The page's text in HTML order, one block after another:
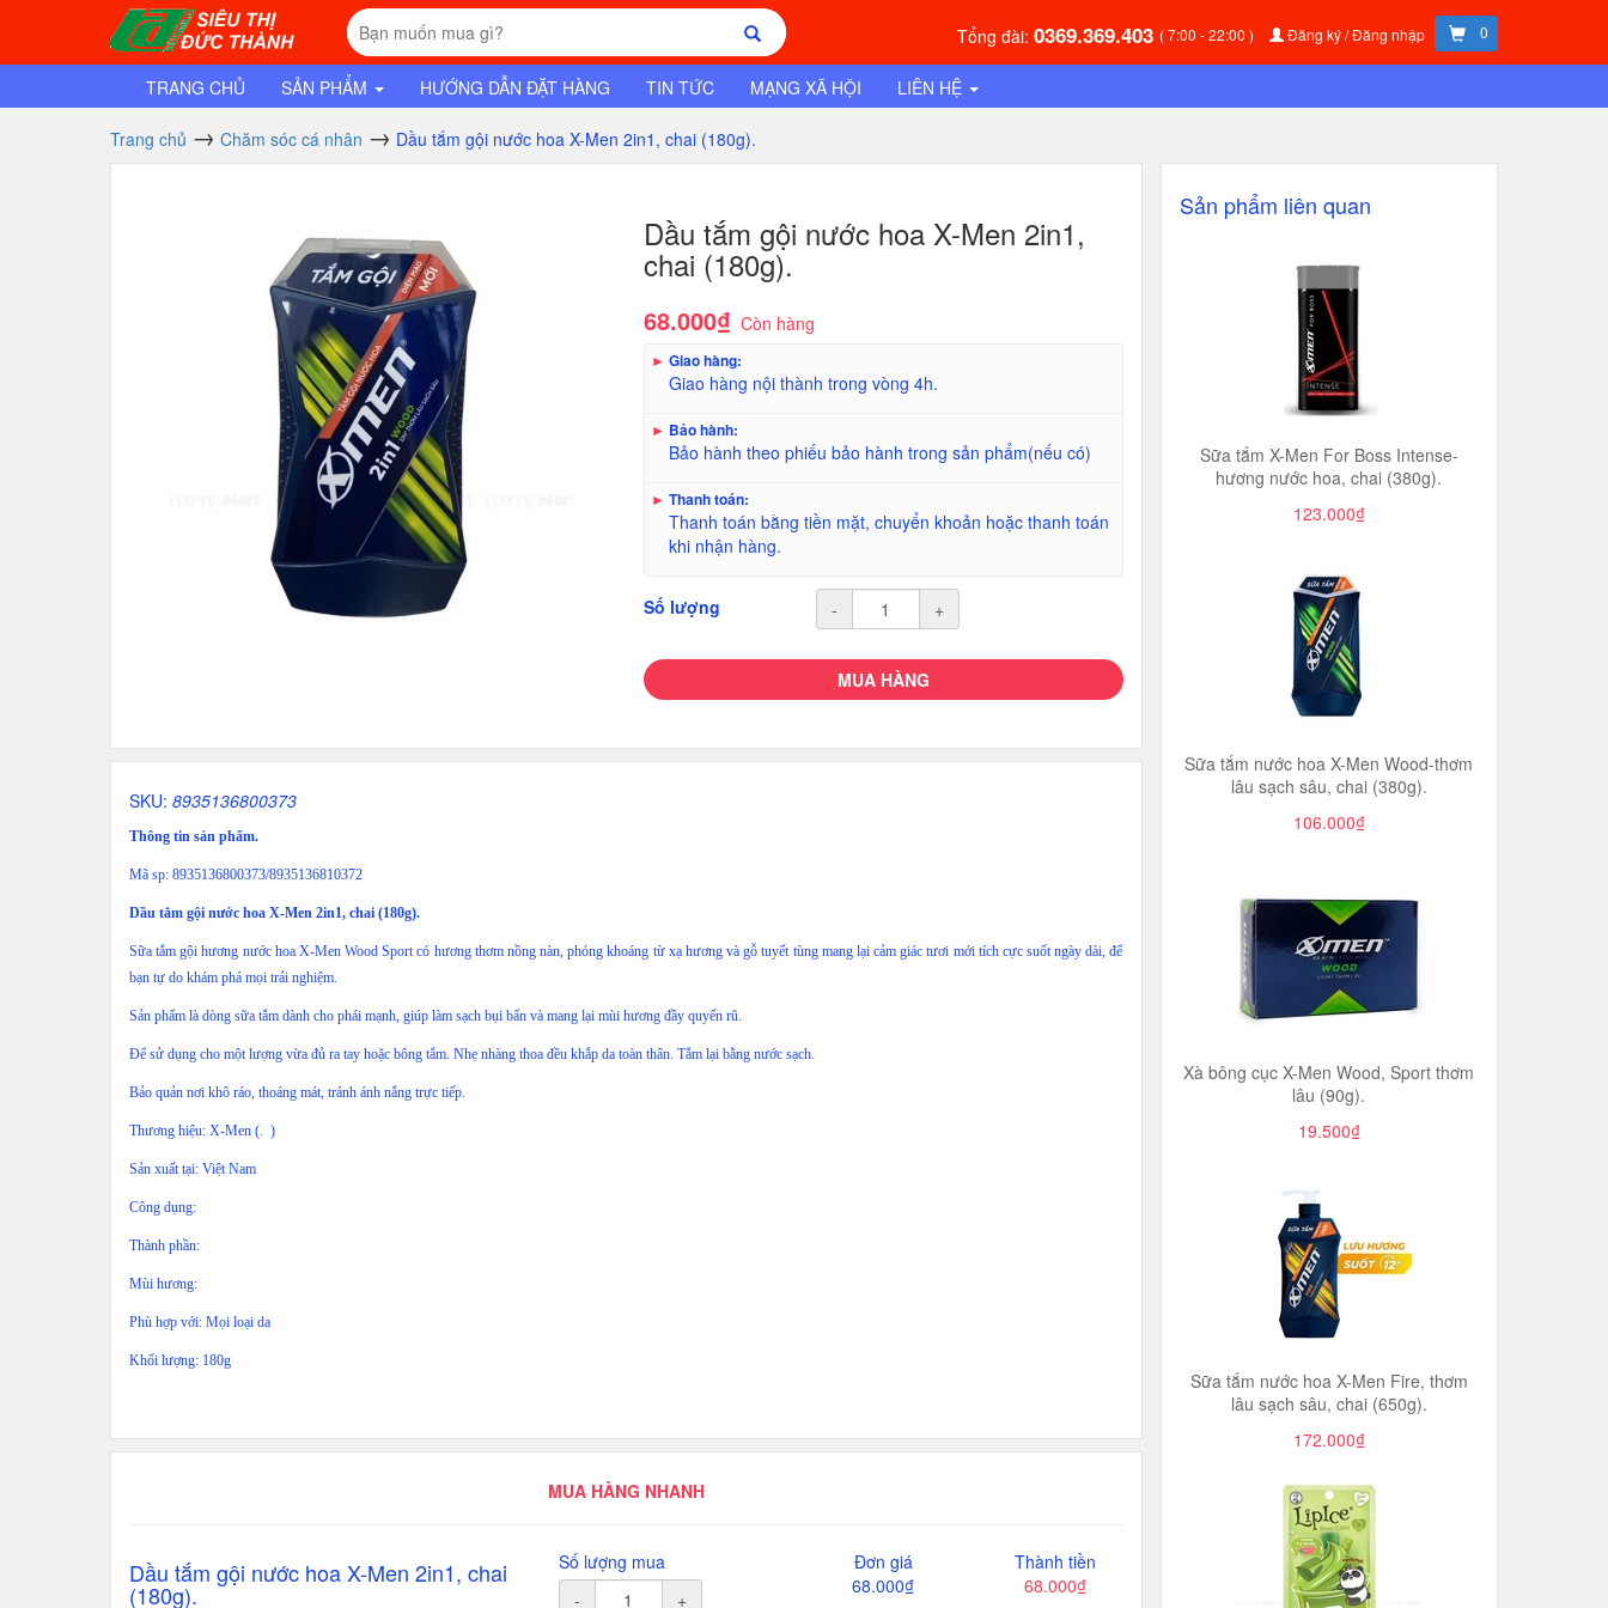
Tổng đài: 0369.369.403 ( 7:00 - 22:00 ) Đăng ký / Đăng nhập 0
TRANG CHỦ SẢN PHẨM HƯỚNG DẪN ĐẶT HÀNG TIN TỨC MẠNG XÃ HỘI LIÊN HỆ
Trang chủ Chăm sóc cá nhân Dầu tắm gội nước hoa X-Men 2in1, chai (180g).
Dầu tắm gội nước hoa X-Men 2in1,
chai (180g).
68.000₫ Còn hàng
► Giao hàng:
Giao hàng nội thành trong vòng 4h.
► Bảo hành:
Bảo hành theo phiếu bảo hành trong sản phẩm(nếu có)
► Thanh toán:
Thanh toán bằng tiền mặt, chuyển khoản hoặc thanh toán
khi nhận hàng.
Số lượng - +
MUA HÀNG
SKU: 8935136800373
Thông tin sản phẩm.
Mã sp: 8935136800373/8935136810372
Dầu tắm gội nước hoa X-Men 2in1, chai (180g).
Sữa tắm gội hương nước hoa X-Men Wood Sport có hương thơm nồng nàn, phóng khoáng từ xạ hương và gỗ tuyết tùng mang lại cảm giác tươi mới tích cực suốt ngày dài, để
bạn tự do khám phá mọi trải nghiệm.
Sản phẩm là dòng sữa tắm dành cho phái mạnh, giúp làm sạch bụi bẩn và mang lại mùi hương đầy quyến rũ.
Để sử dụng cho một lượng vừa đủ ra tay hoặc bông tắm. Nhẹ nhàng thoa đều khắp da toàn thân. Tắm lại bằng nước sạch.
Bảo quản nơi khô ráo, thoáng mát, tránh ánh nắng trực tiếp.
Thương hiệu: X-Men (. )
Sản xuất tại: Việt Nam
Công dụng:
Thành phần:
Mùi hương:
Phù hợp với: Mọi loại da
Khối lượng: 180g
MUA HÀNG NHANH
Dầu tắm gội nước hoa X-Men 2in1, chai
(180g).
Số lượng mua
-
+
Đơn giá
68.000₫
Thành tiền
68.000₫
Sản phẩm liên quan
Sữa tắm X-Men For Boss Intense-
hương nước hoa, chai (380g).
123.000₫
Sữa tắm nước hoa X-Men Wood-thơm
lâu sạch sâu, chai (380g).
106.000₫
Xà bông cục X-Men Wood, Sport thơm
lâu (90g).
19.500₫
Sữa tắm nước hoa X-Men Fire, thơm
lâu sạch sâu, chai (650g).
172.000₫